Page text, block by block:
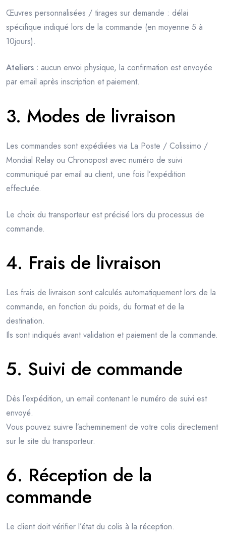
Œuvres personnalisées / tirages sur demande : délai
spécifique indiqué lors de la commande (en moyenne 5 à
10jours).
Ateliers : aucun envoi physique, la confirmation est envoyée
par email après inscription et paiement.
3. Modes de livraison
Les commandes sont expédiées via La Poste / Colissimo /
Mondial Relay ou Chronopost avec numéro de suivi
communiqué par email au client, une fois l’expédition
effectuée.
Le choix du transporteur est précisé lors du processus de
commande.
4. Frais de livraison
Les frais de livraison sont calculés automatiquement lors de la
commande, en fonction du poids, du format et de la
destination.
Ils sont indiqués avant validation et paiement de la commande.
5. Suivi de commande
Dès l’expédition, un email contenant le numéro de suivi est
envoyé.
Vous pouvez suivre l’acheminement de votre colis directement
sur le site du transporteur.
6. Réception de la
commande
Le client doit vérifier l’état du colis à la réception.